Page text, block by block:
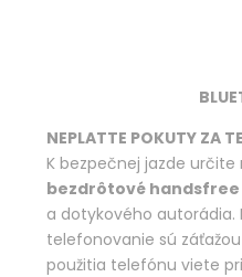
NEPLATTE POKUTY ZA
K bezpečnej jazde
bezdrôtové handsfree
a dotykového autorádia.
telefonovanie sú
použitia telefónu viete